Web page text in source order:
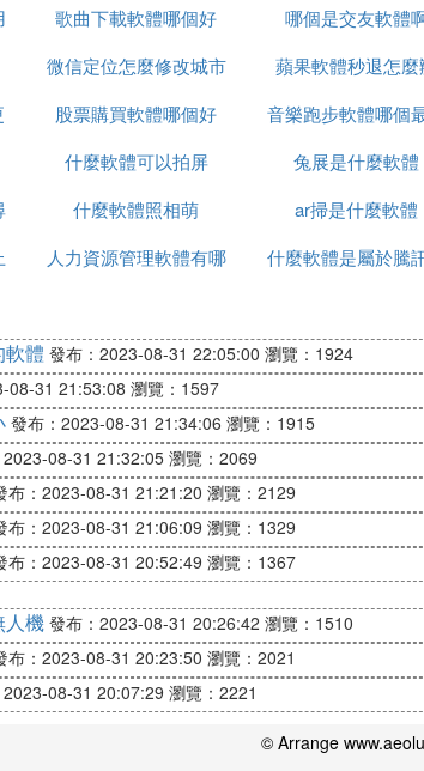
體
歌曲下載軟體哪個好 哪個是交友軟體
微信定位怎麼修改城市
軟體
蘋果軟體秒退怎麼
股票購買軟體哪個好 音樂跑步軟體哪個
什麼軟體可以拍屏 兔展是什麼軟體
什麼軟體照相萌 ar掃是什麼軟體
人力資源管理軟體有哪
什麼軟體是屬於騰
體 發布：2023-08-31 22:05:00 瀏覽：1924
08-31 21:53:08 瀏覽：1597
發布：2023-08-31 21:34:06 瀏覽：1915
08-31 21:32:05 瀏覽：2069
布：2023-08-31 21:21:20 瀏覽：2129
布：2023-08-31 21:06:09 瀏覽：1329
布：2023-08-31 20:52:49 瀏覽：1367
人機 發布：2023-08-31 20:26:42 瀏覽：1510
布：2023-08-31 20:23:50 瀏覽：2021
08-31 20:07:29 瀏覽：2221
© Arrange